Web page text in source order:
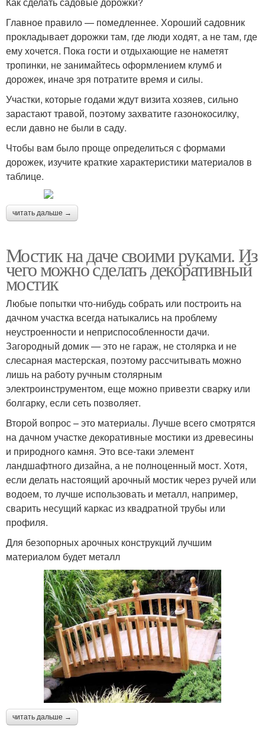
Главное правило — помедленнее. Хороший садовник
прокладывает дорожки там, где люди ходят, а не там, где
ему хочется. Пока гости и отдыхающие не наметят
тропинки, не занимайтесь оформлением клумб и
дорожек, иначе зря потратите время и силы.
Участки, которые годами ждут визита хозяев, сильно
зарастают травой, поэтому захватите газонокосилку,
если давно не были в саду.
Чтобы вам было проще определиться с формами
дорожек, изучите краткие характеристики материалов в
таблице.
читать дальше →
Мостик на даче своими руками. Из
чего можно сделать декоративный
мостик
Любые попытки что-нибудь собрать или построить на
дачном участка всегда натыкались на проблему
неустроенности и неприспособленности дачи.
Загородный домик — это не гараж, не столярка и не
слесарная мастерская, поэтому рассчитывать можно
лишь на работу ручным столярным
электроинструментом, еще можно привезти сварку или
болгарку, если сеть позволяет.
Второй вопрос – это материалы. Лучше всего смотрятся
на дачном участке декоративные мостики из древесины
и природного камня. Это все-таки элемент
ландшафтного дизайна, а не полноценный мост. Хотя,
если делать настоящий арочный мостик через ручей или
водоем, то лучше использовать и металл, например,
сварить несущий каркас из квадратной трубы или
профиля.
Для безопорных арочных конструкций лучшим
материалом будет металл
читать дальше →